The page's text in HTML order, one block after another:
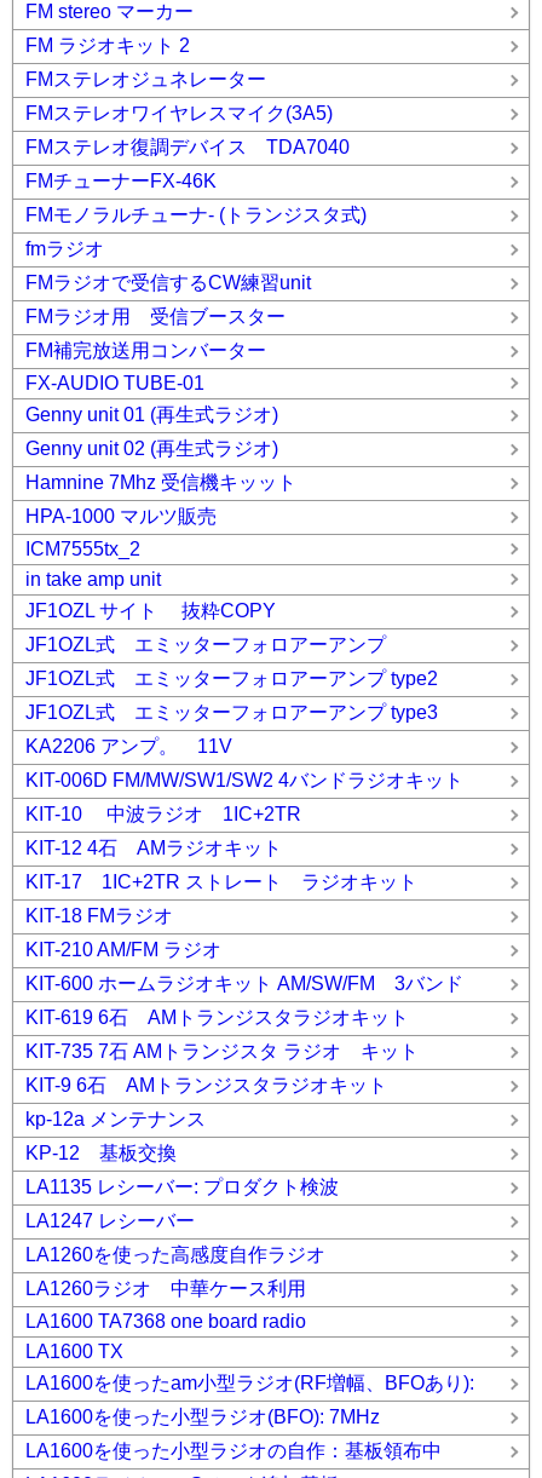
FM stereo マーカー
FM ラジオキット 2
FMステレオジュネレーター
FMステレオワイヤレスマイク(3A5)
FMステレオ復調デバイス TDA7040
FMチューナーFX-46K
FMモノラルチューナ- (トランジスタ式)
fmラジオ
FMラジオで受信するCW練習unit
FMラジオ用 受信ブースター
FM補完放送用コンバーター
FX-AUDIO TUBE-01
Genny unit 01 (再生式ラジオ)
Genny unit 02 (再生式ラジオ)
Hamnine 7Mhz 受信機キッット
HPA-1000 マルツ販売
ICM7555tx_2
in take amp unit
JF1OZL サイト 抜粋COPY
JF1OZL式 エミッターフォロアーアンプ
JF1OZL式 エミッターフォロアーアンプ type2
JF1OZL式 エミッターフォロアーアンプ type3
KA2206 アンプ。 11V
KIT-006D FM/MW/SW1/SW2 4バンドラジオキット
KIT-10 中波ラジオ 1IC+2TR
KIT-12 4石 AMラジオキット
KIT-17 1IC+2TR ストレート ラジオキット
KIT-18 FMラジオ
KIT-210 AM/FM ラジオ
KIT-600 ホームラジオキット AM/SW/FM 3バンド
KIT-619 6石 AMトランジスタラジオキット
KIT-735 7石 AMトランジスタ ラジオ キット
KIT-9 6石 AMトランジスタラジオキット
kp-12a メンテナンス
KP-12 基板交換
LA1135 レシーバー: プロダクト検波
LA1247 レシーバー
LA1260を使った高感度自作ラジオ
LA1260ラジオ 中華ケース利用
LA1600 TA7368 one board radio
LA1600 TX
LA1600を使ったam小型ラジオ(RF増幅、BFOあり):
LA1600を使った小型ラジオ(BFO): 7MHz
LA1600を使った小型ラジオの自作：基板領布中